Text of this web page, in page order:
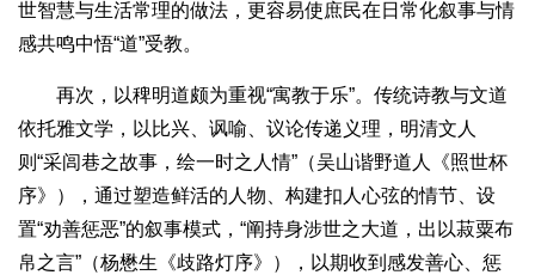
世智慧与生活常理的做法，更容易使庶民在日常化叙事与情
感共鸣中悟“道”受教。
再次，以稗明道颇为重视“寓教于乐”。传统诗教与文道
依托雅文学，以比兴、讽喻、议论传递义理，明清文人
则“采闾巷之故事，绘一时之人情”（吴山谐野道人《照世杯
序》），通过塑造鲜活的人物、构建扣人心弦的情节、设
置“劝善惩恶”的叙事模式，“阐持身涉世之大道，出以菽粟布
帛之言”（杨懋生《歧路灯序》），以期收到感发善心、惩